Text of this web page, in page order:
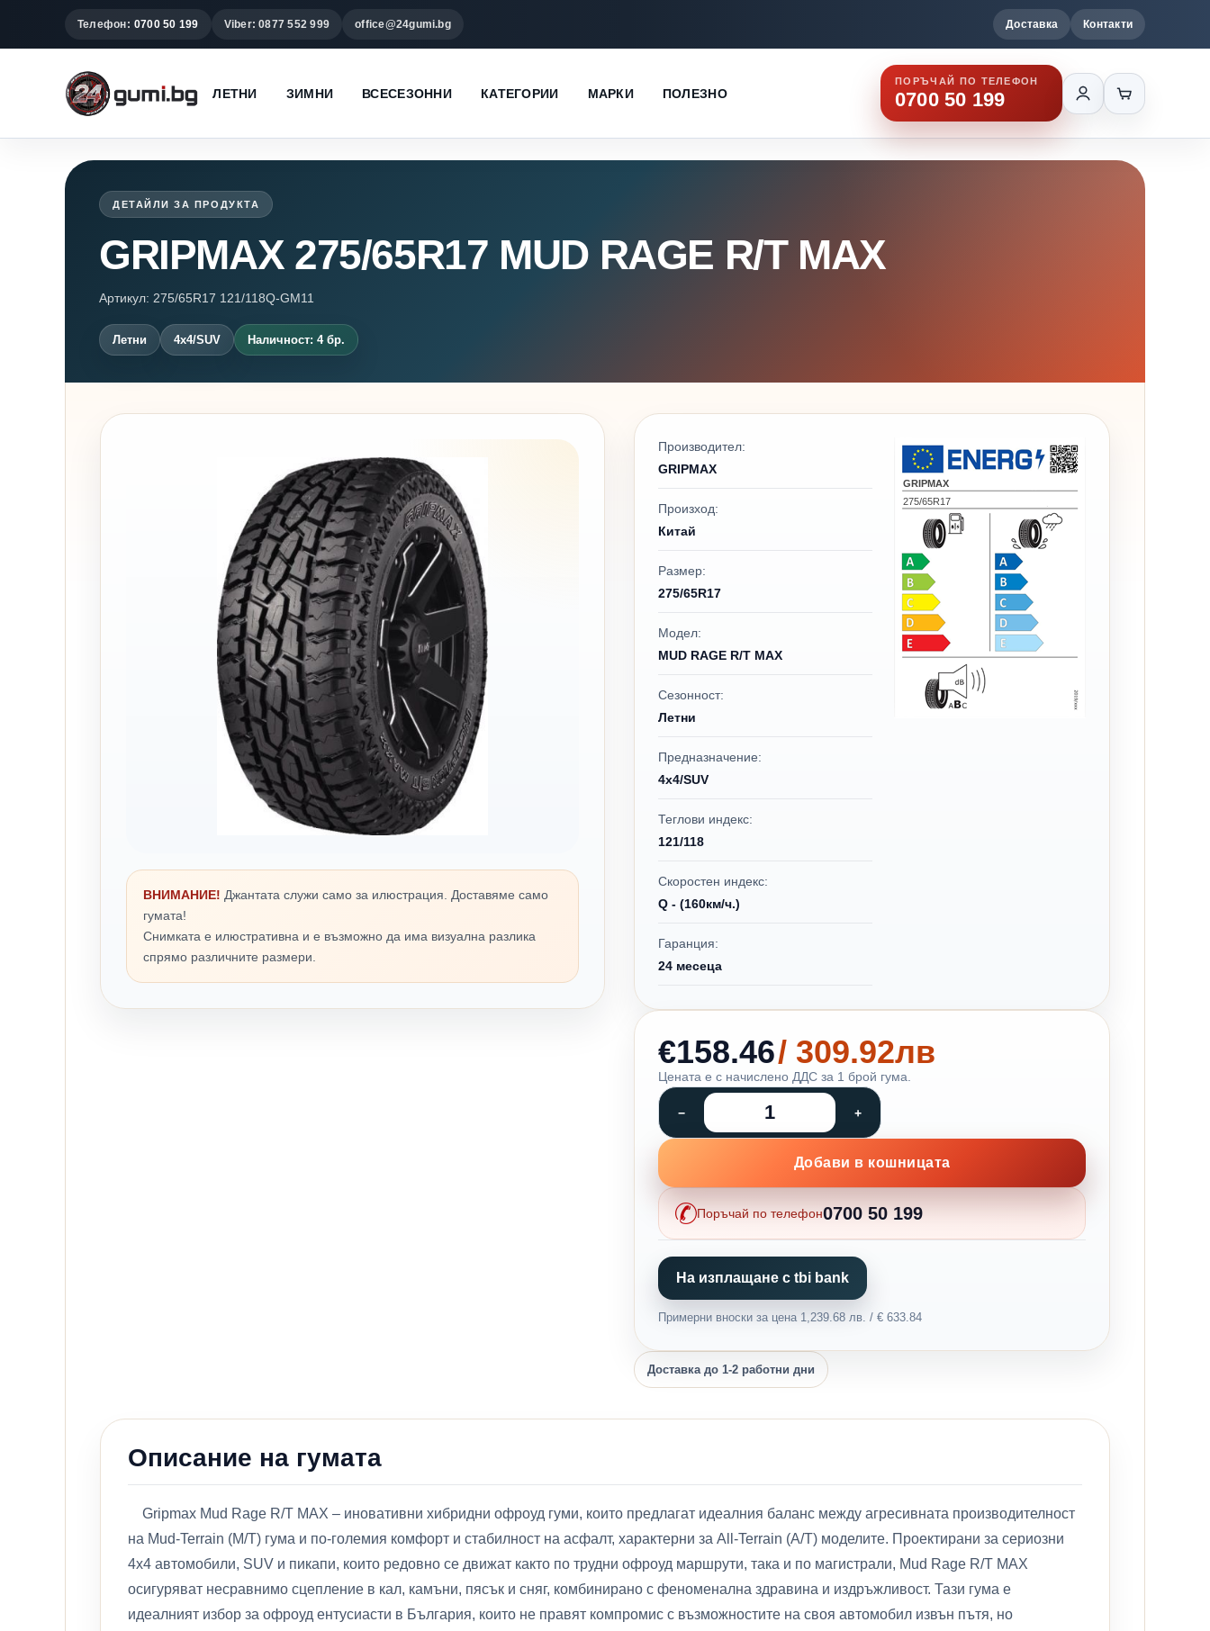
Телефон: 0700 50 199 Viber: 0877 552 999 office@24gumi.bg Доставка Контакти
ЛЕТНИ ЗИМНИ ВСЕСЕЗОННИ КАТЕГОРИИ МАРКИ ПОЛЕЗНО
ПОРЪЧАЙ ПО ТЕЛЕФОН
0700 50 199
ДЕТАЙЛИ ЗА ПРОДУКТА
GRIPMAX 275/65R17 MUD RAGE R/T MAX
Артикул: 275/65R17 121/118Q-GM11
Летни 4x4/SUV Наличност: 4 бр.
ВНИМАНИЕ! Джантата служи само за илюстрация. Доставяме само
гумата!
Снимката е илюстративна и е възможно да има визуална разлика
спрямо различните размери.
Производител:
GRIPMAX
Произход:
Китай
Размер:
275/65R17
Модел:
MUD RAGE R/T MAX
Сезонност:
Летни
Предназначение:
4x4/SUV
Теглови индекс:
121/118
Скоростен индекс:
Q - (160км/ч.)
Гаранция:
24 месеца
GRIPMAX
275/65R17
€158.46/ 309.92лв
Цената е с начислено ДДС за 1 брой гума.
Добави в кошницата
Поръчай по телефон0700 50 199
На изплащане с tbi bank
Примерни вноски за цена 1,239.68 лв. / € 633.84
Доставка до 1-2 работни дни
Описание на гумата
Gripmax Mud Rage R/T MAX – иновативни хибридни офроуд гуми, които предлагат идеалния баланс между агресивната производителност
на Mud-Terrain (M/T) гума и по-големия комфорт и стабилност на асфалт, характерни за All-Terrain (A/T) моделите. Проектирани за сериозни
4x4 автомобили, SUV и пикапи, които редовно се движат както по трудни офроуд маршрути, така и по магистрали, Mud Rage R/T MAX
осигуряват несравнимо сцепление в кал, камъни, пясък и сняг, комбинирано с феноменална здравина и издръжливост. Тази гума е
идеалният избор за офроуд ентусиасти в България, които не правят компромис с възможностите на своя автомобил извън пътя, но